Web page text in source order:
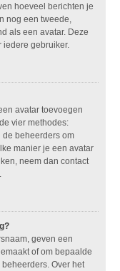
hoeveel berichten je
nog een tweede,
als een avatar. Deze
iedere gebruiker.
avatar toevoegen
vier methodes:
de beheerders om
manier je een avatar
neem dan contact
geven een
of om bepaalde
Over het